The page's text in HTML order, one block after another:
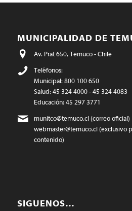
MUNICIPALIDAD DE
Av. Prat 650, Temuco - Chile
Teléfonos:
Municipal: 800 100 650
Salud: 45 324 4000 - 45 324 4083
Educación: 45 297 3771
munitco@temuco.cl(correo oficial)
webmaster@temuco.cl(exclusivo
contenido)
SIGUENOS…